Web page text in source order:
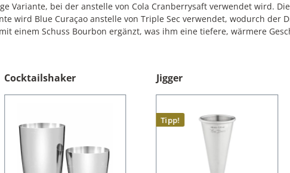
Variante, bei der anstelle von Cola Cranberrysaft verwendet wird.
wird Blue Curaçao anstelle von Triple Sec verwendet, wodurch
einem Schuss Bourbon ergänzt, was ihm eine tiefere, wärmere
Cocktailshaker Jigger
Tipp!